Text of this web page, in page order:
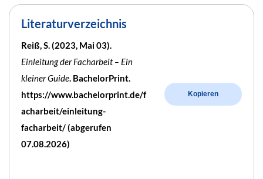
Literaturverzeichnis
Reiß, S. (2023, Mai 03).
Einleitung der Facharbeit – Ein
kleiner Guide . BachelorPrint.
https://www.bachelorprint.de/f
acharbeit/einleitung-
facharbeit/ (abgerufen
07.08.2026)
Kopieren